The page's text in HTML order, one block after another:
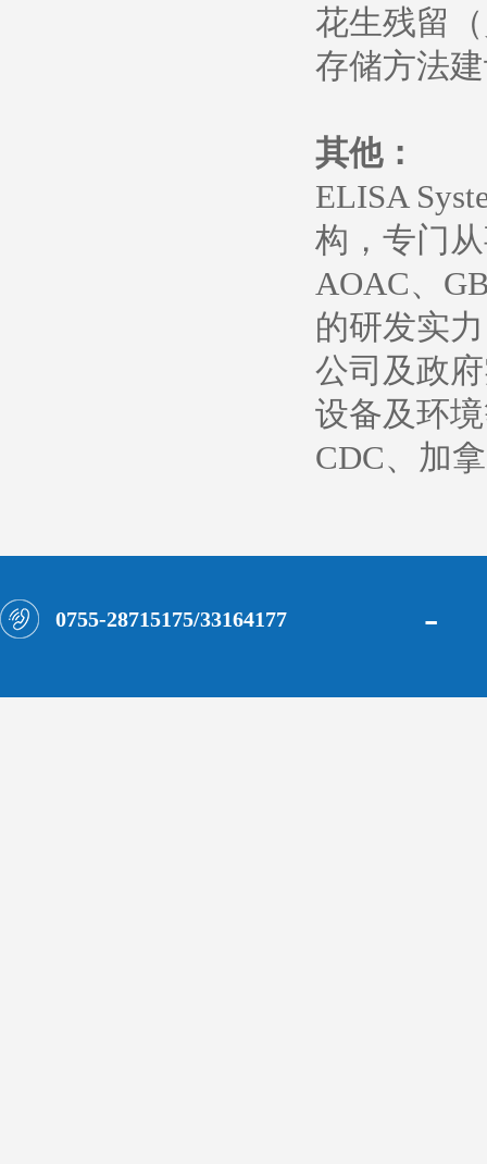
花生残留（
存储方法
其他：
ELISA
构，专门
AOAC、
的研发实
公司及政
设备及环
CDC、加
0755-28715175/33164177 -